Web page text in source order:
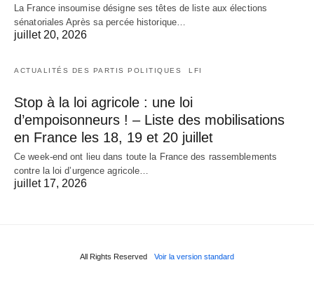
La France insoumise désigne ses têtes de liste aux élections
sénatoriales Après sa percée historique…
juillet 20, 2026
ACTUALITÉS DES PARTIS POLITIQUES LFI
Stop à la loi agricole : une loi
d’empoisonneurs ! – Liste des mobilisations
en France les 18, 19 et 20 juillet
Ce week-end ont lieu dans toute la France des rassemblements
contre la loi d’urgence agricole…
juillet 17, 2026
All Rights Reserved Voir la version standard